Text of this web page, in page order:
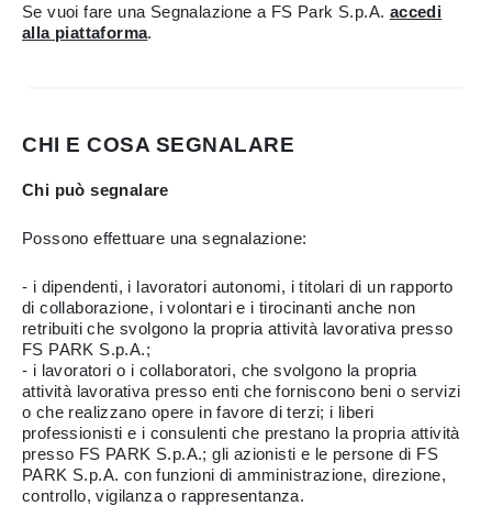
Se vuoi fare una Segnalazione a FS Park S.p.A. accedi
alla piattaforma.
CHI E COSA SEGNALARE
Chi può segnalare
Possono effettuare una segnalazione:
- i dipendenti, i lavoratori autonomi, i titolari di un rapporto
di collaborazione, i volontari e i tirocinanti anche non
retribuiti che svolgono la propria attività lavorativa presso
FS PARK S.p.A.;
- i lavoratori o i collaboratori, che svolgono la propria
attività lavorativa presso enti che forniscono beni o servizi
o che realizzano opere in favore di terzi; i liberi
professionisti e i consulenti che prestano la propria attività
presso FS PARK S.p.A.; gli azionisti e le persone di FS
PARK S.p.A. con funzioni di amministrazione, direzione,
controllo, vigilanza o rappresentanza.